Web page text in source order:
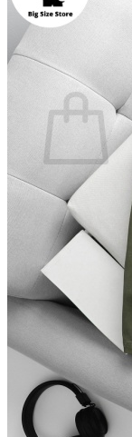
Quay trở lại
0
Giỏ hàng
Chưa có
Quay trở lại